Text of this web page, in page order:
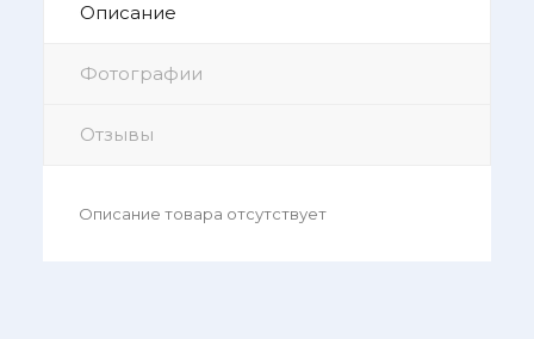
Описание
Фотографии
Отзывы
Описание товара отсутствует